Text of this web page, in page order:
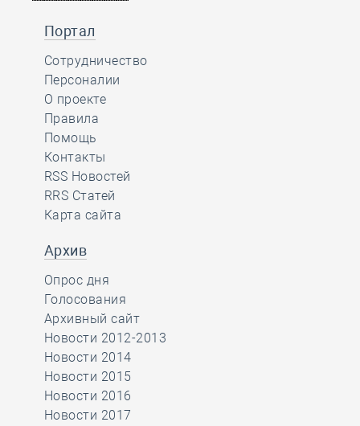
Портал
Сотрудничество
Персоналии
О проекте
Правила
Помощь
Контакты
RSS Новостей
RRS Статей
Карта сайта
Архив
Опрос дня
Голосования
Архивный сайт
Новости 2012-2013
Новости 2014
Новости 2015
Новости 2016
Новости 2017